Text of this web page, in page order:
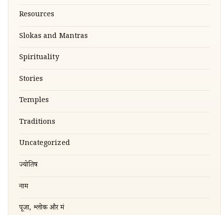
Resources
Slokas and Mantras
Spirituality
Stories
Temples
Traditions
Uncategorized
ज्योतिष
नाम
पूजा, श्लोक और मंत्र